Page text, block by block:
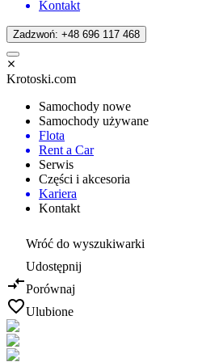
Kontakt
Zadzwoń: +48 696 117 468
Krotoski.com
Samochody nowe
Samochody używane
Flota
Rent a Car
Serwis
Części i akcesoria
Kariera
Kontakt
Wróć do wyszukiwarki
Udostępnij
Porównaj
Ulubione